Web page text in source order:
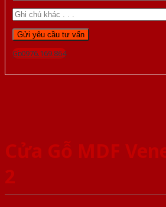
Gọi 0976.169.864
Cửa Gỗ MDF
2